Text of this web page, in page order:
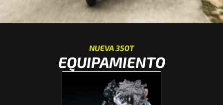
NUEVA 350T
EQUIPAMIENTO